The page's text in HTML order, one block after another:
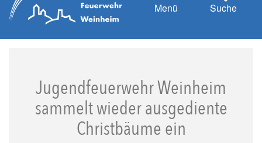
Menü Suche
Jugendfeuerwehr Weinheim
sammelt wieder ausgediente
Christbäume ein